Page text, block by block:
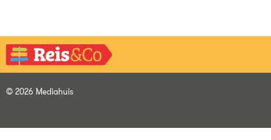
© 2026 Mediahuis